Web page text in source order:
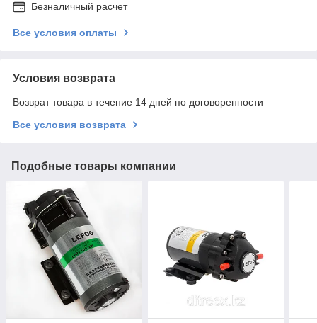
Безналичный расчет
Все условия оплаты
Условия возврата
Возврат товара в течение 14 дней по договоренности
Все условия возврата
Подобные товары компании